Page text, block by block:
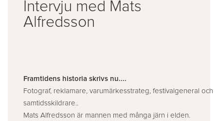
Intervju med Mats
Alfredsson
Framtidens historia skrivs nu....
Fotograf, reklamare, varumärkesstrateg, festivalgeneral och
samtidsskildrare..
Mats Alfredsson är mannen med många järn i elden.